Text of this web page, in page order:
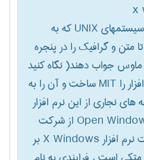
x
بسته ی نرم افزاری برای سیستمهای UNIX که به
متن و گرافیک را در پنجره
جواب دهند( نگاه کنید
به windows) این نرم افزار را MIT ساخت و آن را به
نجاری از این نرم افزار
نیز ارائه شده است که Open Windows از شرکت
Sun نمونه ای از آن است نرم افزار X Windows بر